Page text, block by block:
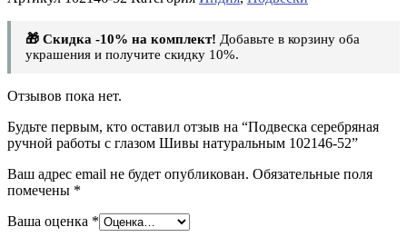
🎁 Скидка -10% на комплект! Добавьте в корзину оба
украшения и получите скидку 10%.
Отзывов пока нет.
Будьте первым, кто оставил отзыв на “Подвеска серебряная
ручной работы с глазом Шивы натуральным 102146-52”
Ваш адрес email не будет опубликован. Обязательные поля
помечены *
Ваша оценка *